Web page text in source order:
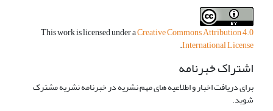
This work is licensed under aCreative Commons Attribution 4.0
International License
.
اشتراک خبرنامه
برای دریافت اخبار و اطلاعیه های مهم نشریه در خبرنامه نشریه مشترک
شوید.